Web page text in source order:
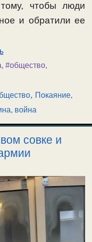
чтобы люди
и обратили ее
, #общество,
, Покаяние,
война
совке и